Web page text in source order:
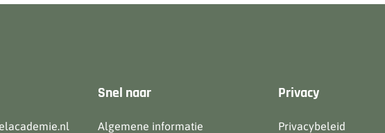
Snel naar
Algemene informatie
Privacy
Privacybeleid